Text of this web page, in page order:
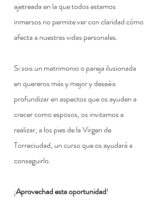
ajetreada en la que todos estamos
inmersos no permite ver con claridad cómo
afecta a nuestras vidas personales.
Si sois un matrimonio o pareja ilusionada
en quereros más y mejor y deseáis
profundizar en aspectos que os ayuden a
crecer como esposos, os invitamos a
realizar, a los pies de la Virgen de
Torreciudad, un curso que os ayudará a
conseguirlo.
¡Aprovechad esta oportunidad!